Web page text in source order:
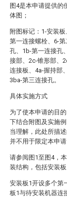
图4是本申请提供的
体图；
附图标记：1-安装
第一连接螺栓、6-
孔、1b-第一连接孔
接部、2c-锥形部、
连接板、4a-握持部
3ba-第三连接孔。
具体实施方式
为了使本申请的目
下结合附图及实施
当理解，此处所描
并不用于限定本申请
请参阅图1至图4，
装结构，包括安装
安装板1开设多个第
板1与待安装机器连